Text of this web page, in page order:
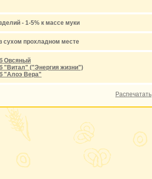
- 1-5% к массе муки
сухом прохладном месте
Овсяный
"Витал" ("Энергия жизни")
"Алоэ Вера"
Распечатать